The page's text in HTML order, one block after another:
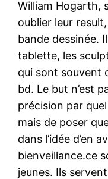
William Hogarth,
oublier leur
bande dessinée.
tablette, les
qui sont souvent
bd. Le but n’est
précision par
mais de poser
dans l’idée d’en
bienveillance.ce
jeunes. Ils